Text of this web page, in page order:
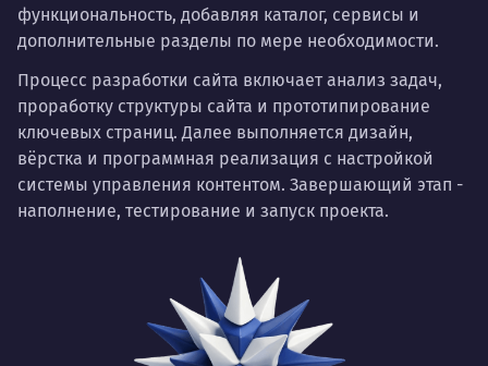
функциональность, добавляя каталог, сервисы и
дополнительные разделы по мере необходимости.
Процесс разработки сайта включает анализ задач,
проработку структуры сайта и прототипирование
ключевых страниц. Далее выполняется дизайн,
вёрстка и программная реализация с настройкой
системы управления контентом. Завершающий этап -
наполнение, тестирование и запуск проекта.